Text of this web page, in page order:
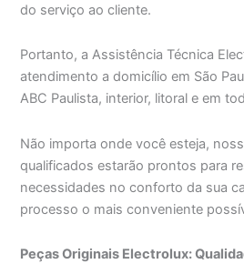
do serviço ao cliente.
Portanto, a Assistência Técnica
atendimento a domicílio em São
ABC Paulista, interior, litoral e em
Não importa onde você esteja,
qualificados estarão prontos para
necessidades no conforto da sua
processo o mais conveniente
Peças Originais Electrolux: